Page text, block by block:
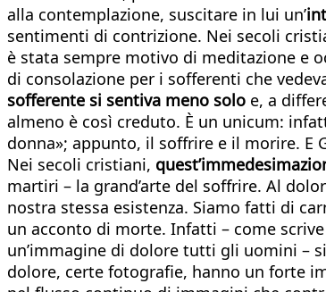
alla contemplazione, suscitare in lui un’
sentimenti di contrizione. Nei secoli
è stata sempre motivo di meditazione e
di consolazione per i sofferenti che
sofferente si sentiva meno solo e, a
almeno è così creduto. È un unicum:
donna»; appunto, il soffrire e il morire. E
Nei secoli cristiani,
martiri – la grand’arte del soffrire. Al
nostra stessa esistenza. Siamo fatti di
un acconto di morte. Infatti – come
un’immagine di dolore tutti gli uomini –
dolore, certe fotografie, hanno un forte